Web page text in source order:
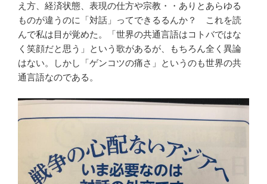
え方、経済状態、表現の仕方や宗教・・ありとあらゆる
ものが違うのに「対話」ってできるるんか？ これを読
んで私は目が覚めた。「世界の共通言語はコトバではな
く笑顔だと思う」という歌があるが、もちろん全く異論
はない。しかし「ゲンコツの痛さ」というのも世界の共
通言語なのである。